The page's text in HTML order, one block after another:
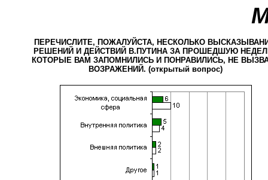
ПЕРЕЧИСЛИТЕ, ПОЖАЛУЙСТА, НЕСКОЛЬКО
РЕШЕНИЙ И ДЕЙСТВИЙ В.ПУТИНА ЗА ПРОШЕДШУЮ
КОТОРЫЕ ВАМ ЗАПОМНИЛИСЬ И ПОНРАВИЛИСЬ, НЕ
ВОЗРАЖЕНИЙ. (открытый вопрос)